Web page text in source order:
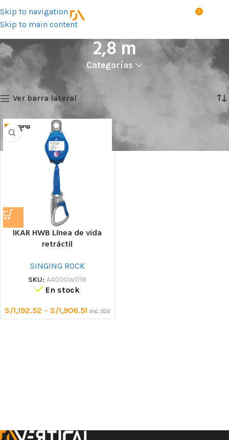
Skip to navigation
Skip to main content
MENÚ 0
2,8 m
Categorías
Talla del producto Mostrando el único resultado
Ver barra lateral
IKAR HWB Línea de vida
retráctil
SINGING ROCK
SKU: A4000W018
En stock
S/1,192.52 – S/1,906.51 inc. IGV